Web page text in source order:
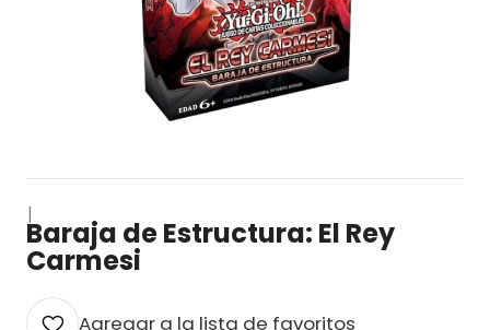
|
Baraja de Estructura: El Rey
Carmesi
Agregar a la lista de favoritos